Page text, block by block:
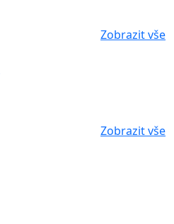
Zobrazit vše
Zobrazit vše